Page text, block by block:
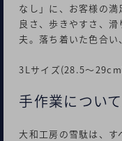
なし」に、お客様の
良さ、歩きやすさ、
夫。落ち着いた色合い
3Lサイズ(28.5～
手作業について
大和工房の雪駄は、